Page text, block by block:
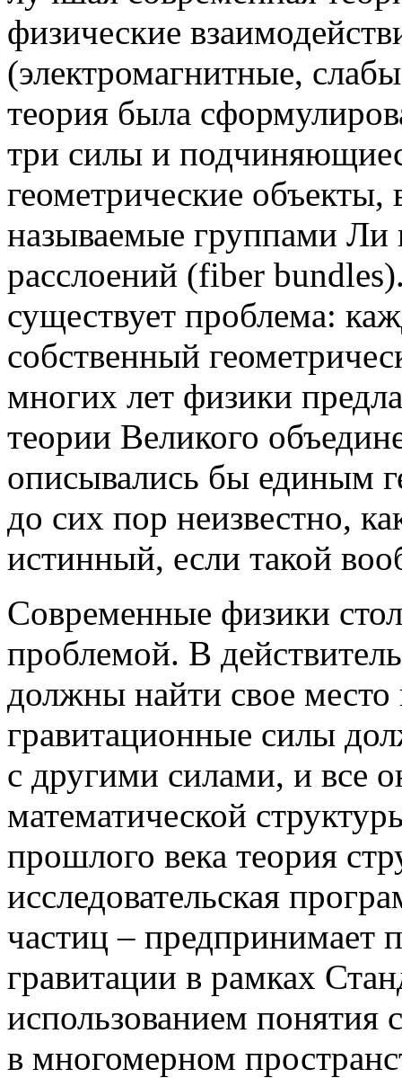
физические
(электромагнитные,
теория была
три силы и
геометрические
называемые группами Ли
расслоений (fiber
существует проблема:
собственный
многих лет физики
теории Великого
описывались бы единым
до сих пор неизвестно,
истинный, если такой
Современные физики
проблемой. В
должны найти свое место
гравитационные силы
с другими силами, и все
математической
прошлого века теория
исследовательская
частиц – предпринимает
гравитации в рамках
использованием
в многомерном